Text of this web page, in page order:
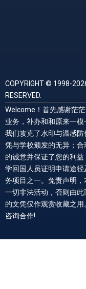
COPYRIGHT © 1998-
RESERVED.
Welcome！首先感谢茫
业务，补办和和原来一
我们攻克了水印与温感
凭与学校颁发的无异；
的诚意并保证了您的利
学回国人员证明申请途
务项目之一。免责声明
一切非法活动，否则由
的文凭仅作观赏收藏之
咨询合作!